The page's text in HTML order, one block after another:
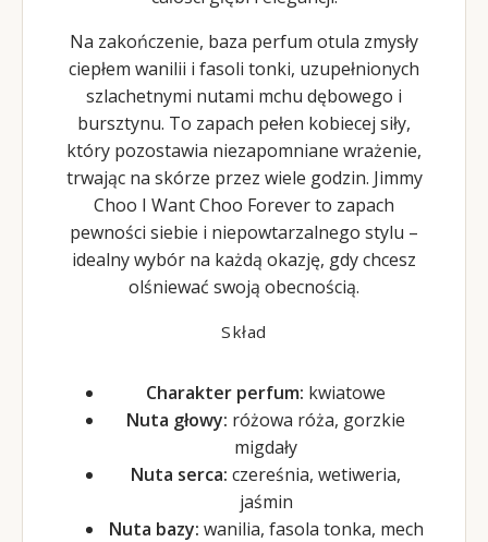
Na zakończenie, baza perfum otula zmysły
ciepłem wanilii i fasoli tonki, uzupełnionych
szlachetnymi nutami mchu dębowego i
bursztynu. To zapach pełen kobiecej siły,
który pozostawia niezapomniane wrażenie,
trwając na skórze przez wiele godzin. Jimmy
Choo I Want Choo Forever to zapach
pewności siebie i niepowtarzalnego stylu –
idealny wybór na każdą okazję, gdy chcesz
olśniewać swoją obecnością.
Skład
Charakter perfum: kwiatowe
Nuta głowy: różowa róża, gorzkie
migdały
Nuta serca: czereśnia, wetiweria,
jaśmin
Nuta bazy: wanilia, fasola tonka, mech